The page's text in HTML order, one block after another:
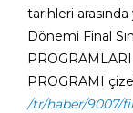
tarihleri
Dönemi Final
PROGRAMI
/tr/haber/9007/